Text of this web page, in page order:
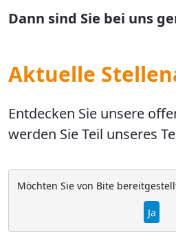
​​​​​​​​​​​​​Dann sind Sie bei uns
Aktuelle
Entdecken Sie unsere
werden Sie Teil unseres
Möchten Sie von Bite
Ja